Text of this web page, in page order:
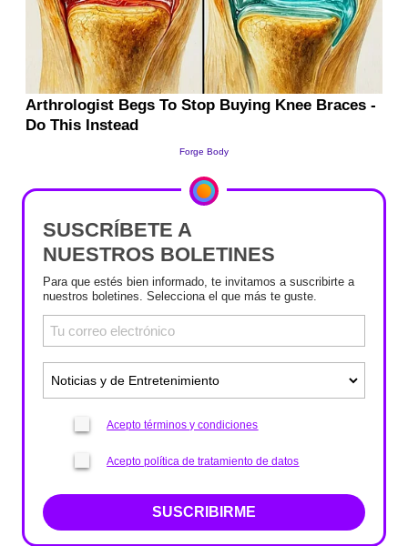
SUSCRÍBETE A
NUESTROS BOLETINES
Para que estés bien informado, te invitamos a suscribirte a
nuestros boletines. Selecciona el que más te guste.
Acepto términos y condiciones
Acepto política de tratamiento de datos
SUSCRIBIRME